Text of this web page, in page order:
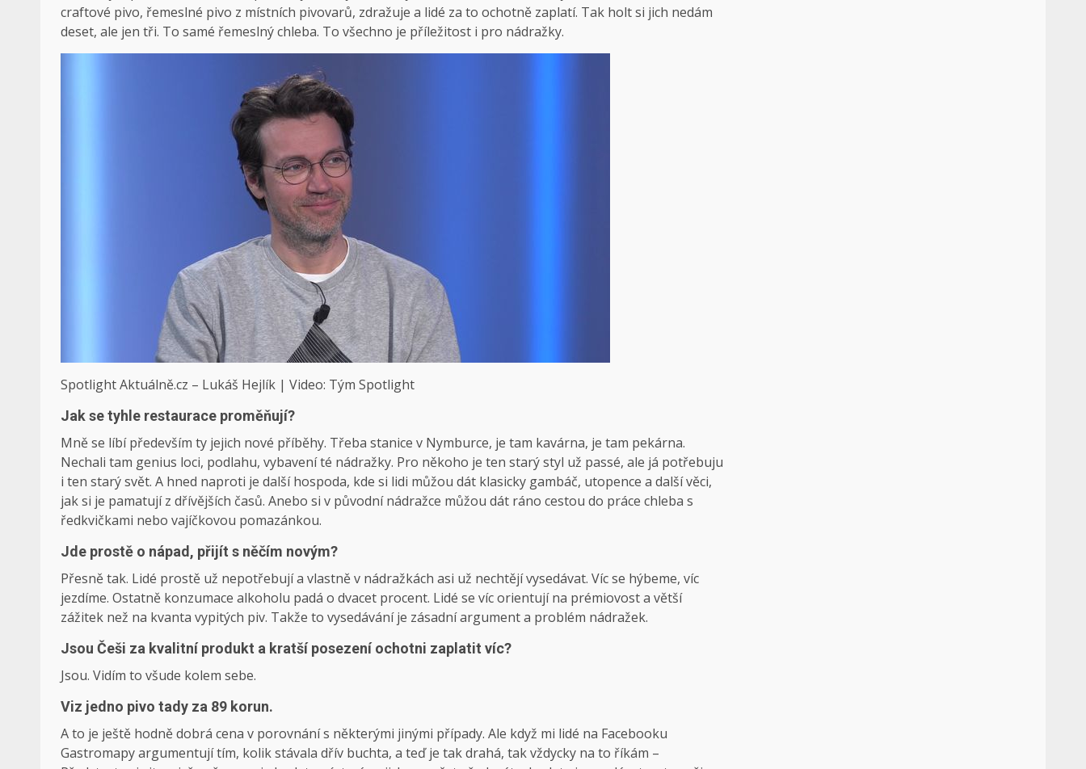
craftové pivo, řemeslné pivo z místních pivovarů, zdražuje a lidé za to ochotně zaplatí. Tak holt si jich nedám
deset, ale jen tři. To samé řemeslný chleba. To všechno je příležitost i pro nádražky.
Spotlight Aktuálně.cz – Lukáš Hejlík | Video: Tým Spotlight
Jak se tyhle restaurace proměňují?
Mně se líbí především ty jejich nové příběhy. Třeba stanice v Nymburce, je tam kavárna, je tam pekárna.
Nechali tam genius loci, podlahu, vybavení té nádražky. Pro někoho je ten starý styl už passé, ale já potřebuju
i ten starý svět. A hned naproti je další hospoda, kde si lidi můžou dát klasicky gambáč, utopence a další věci,
jak si je pamatují z dřívějších časů. Anebo si v původní nádražce můžou dát ráno cestou do práce chleba s
ředkvičkami nebo vajíčkovou pomazánkou.
Jde prostě o nápad, přijít s něčím novým?
Přesně tak. Lidé prostě už nepotřebují a vlastně v nádražkách asi už nechtějí vysedávat. Víc se hýbeme, víc
jezdíme. Ostatně konzumace alkoholu padá o dvacet procent. Lidé se víc orientují na prémiovost a větší
zážitek než na kvanta vypitých piv. Takže to vysedávání je zásadní argument a problém nádražek.
Jsou Češi za kvalitní produkt a kratší posezení ochotni zaplatit víc?
Jsou. Vidím to všude kolem sebe.
Viz jedno pivo tady za 89 korun.
A to je ještě hodně dobrá cena v porovnání s některými jinými případy. Ale když mi lidé na Facebooku
Gastromapy argumentují tím, kolik stávala dřív buchta, a teď je tak drahá, tak vždycky na to říkám –